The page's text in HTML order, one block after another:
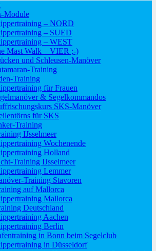
Module
– NORD
– SUED
– WEST
Mast Walk – VIER ;-)
und Schleusen-Manöver
Training
Training
für Frauen
& Segelkommandos
SKS-Manöver
für SKS
Training
IJsselmeer
Wochenende
Holland
Training IJsselmeer
Lemmer
Training Stavoren
auf Mallorca
Mallorca
Deutschland
Aachen
Berlin
in Bonn beim Segelclub
in Düsseldorf